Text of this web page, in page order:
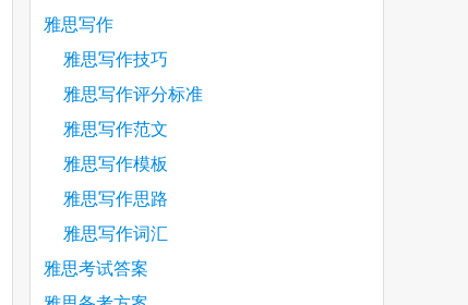
雅思写作
雅思写作技巧
雅思写作评分标准
雅思写作范文
雅思写作模板
雅思写作思路
雅思写作词汇
雅思考试答案